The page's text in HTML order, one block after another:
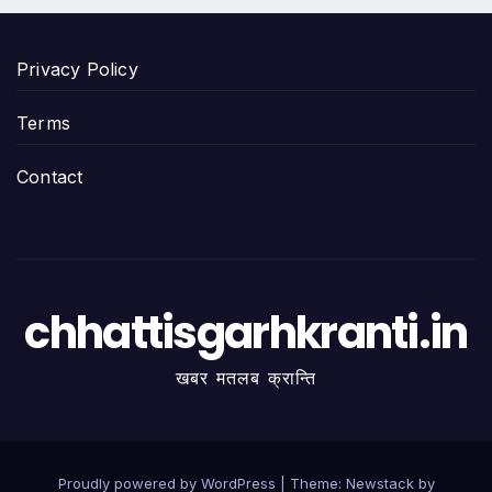
Privacy Policy
Terms
Contact
chhattisgarhkranti.in
खबर मतलब क्रान्ति
Proudly powered by WordPress Theme: Newstackby